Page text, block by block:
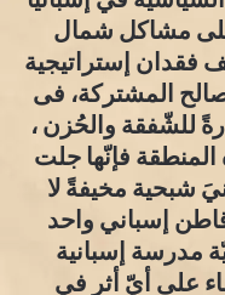
على مشاكل شمال
فقدان إستراتيجية
المشتركة، فى
للشّفقة والحُزن ،
فإنّها جلت
شبحية مخيفةً لا
قاطن إسباني واحد
مدرسة إسبانية
على أيّ أثر في